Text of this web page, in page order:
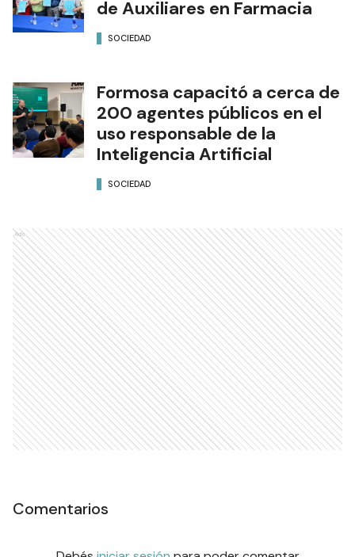
de Auxiliares en Farmacia
SOCIEDAD
Formosa capacitó a cerca de
200 agentes públicos en el
uso responsable de la
Inteligencia Artificial
SOCIEDAD
Ads
Comentarios